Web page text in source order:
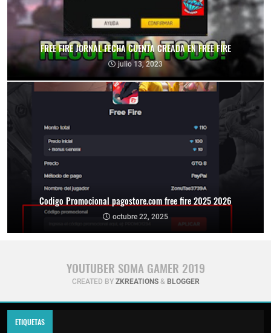
FREE FIRE JORNAL FECHA CUENTA CREADA EN FREE FIRE
julio 13, 2023
Codigo Promocional pagostore.com free fire 2025 2026
octubre 22, 2025
YOUTUBER SOMA GAMER 2019
CREATED BY ZKREATIONS& BLOGGER
ETIQUETAS